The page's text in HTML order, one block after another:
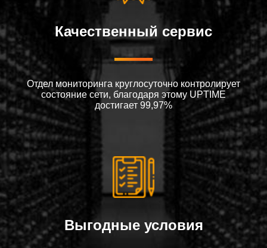
Качественный сервис
Отдел мониторинга круглосуточно контролирует
состояние сети, благодаря этому UPTIME
достигает 99,97%
Выгодные условия